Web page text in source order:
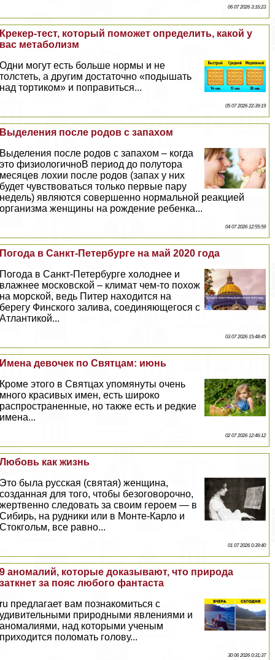
06 07 2026 3:16:23
Крекер-тест, который поможет определить, какой у
вас метаболизм
Одни могут есть больше нормы и не
толстеть, а другим достаточно «подышать
над тортиком» и поправиться...
05 07 2026 22:39:19
Выделения после родов с запахом
Выделения после родов с запахом – когда
это физиологичноВ период до полутора
месяцев лохии после родов (запах у них
будет чувствоваться только первые пару
недель) являются совершенно нормальной реакцией
организма женщины на рождение ребенка...
04 07 2026 12:55:59
Погода в Санкт-Петербурге на май 2020 года
Погода в Санкт-Петербурге холоднее и
влажнее московской – климат чем-то похож
на морской, ведь Питер находится на
берегу Финского залива, соединяющегося с
Атлантикой...
03 07 2026 15:48:45
Имена девочек по Святцам: июнь
Кроме этого в Святцах упомянуты очень
много красивых имен, есть широко
распространенные, но также есть и редкие
имена...
02 07 2026 12:46:12
Любовь как жизнь
Это была русская (святая) женщина,
созданная для того, чтобы безоговорочно,
жертвенно следовать за своим героем — в
Сибирь, на рудники или в Монте-Карло и
Стокгольм, все равно...
01 07 2026 0:39:40
9 аномалий, которые доказывают, что природа
заткнет за пояс любого фантаста
ru предлагает вам познакомиться с
удивительными природными явлениями и
аномалиями, над которыми ученым
приходится поломать голову...
30 06 2026 0:31:37